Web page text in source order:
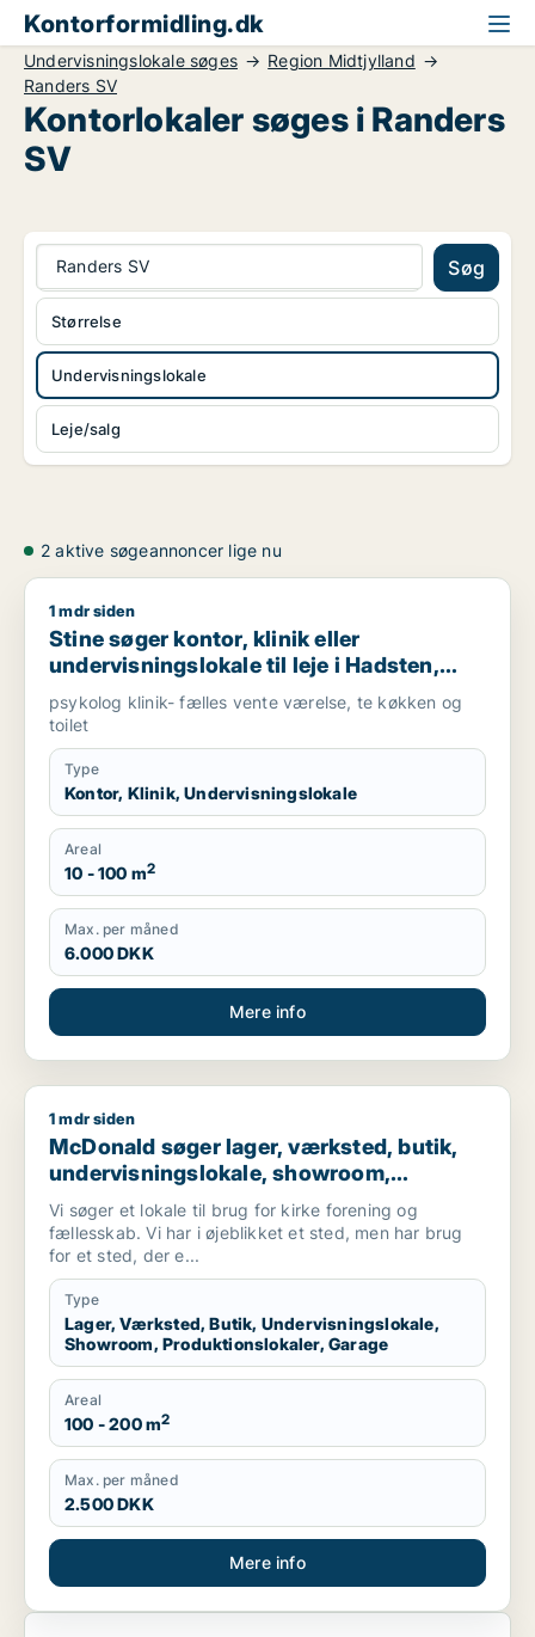
Kontorformidling.dk
Undervisningslokale søges
Region Midtjylland
Randers SV
Kontorlokaler søges i Randers
SV
Randers SV Søg
Undervisningslokale
Leje/salg
Størrelse
2 aktive søgeannoncer lige nu
Stine søger kontor, klinik eller undervisningslokale til leje i
1 mdr siden
Stine søger kontor, klinik eller
undervisningslokale til leje i Hadsten,
Trige eller Hinnerup m.fl.
psykolog klinik- fælles vente værelse, te køkken og
toilet
Type
Kontor, Klinik, Undervisningslokale
Areal
10 - 100 m2
Max. per måned
6.000 DKK
Mere info
McDonald søger lager, værksted, butik,
1 mdr siden
McDonald søger lager, værksted, butik,
undervisningslokale, showroom,
produktionslokaler eller garage til leje i
Randers eller Randers SV
Vi søger et lokale til brug for kirke forening og
fællesskab. Vi har i øjeblikket et sted, men har brug
for et sted, der e...
Type
Lager, Værksted, Butik, Undervisningslokale,
Showroom, Produktionslokaler, Garage
Areal
100 - 200 m2
Max. per måned
2.500 DKK
Mere info